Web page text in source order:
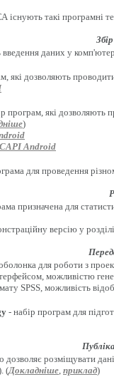
існують такі програмні
введення даних у
які дозволяють
програм, які дозволяють
)
Android
для проведення
призначена для
версію у
для роботи з
можливістю
SPSS, можливість
- набір програм для
розміщувати
(Докладніше, приклад)